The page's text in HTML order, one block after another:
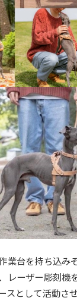
業台を持ち込み
レーザー彫刻機
スとして活動さ